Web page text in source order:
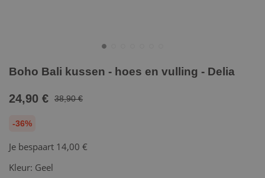
Boho Bali kussen - hoes en vulling - Delia
24,90 € 38,90 €
-36%
Je bespaart 14,00 €
Kleur: Geel